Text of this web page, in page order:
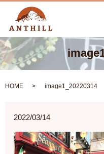
HOME image1_20220314
2022/03/14